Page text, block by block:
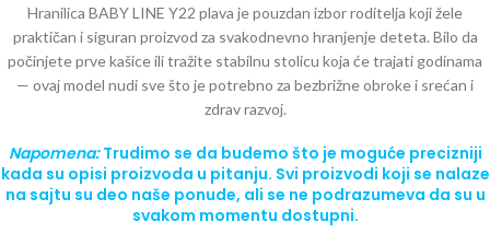
Hranilica BABY LINE Y22 plava je pouzdan izbor roditelja koji žele
praktičan i siguran proizvod za svakodnevno hranjenje deteta. Bilo da
počinjete prve kašice ili tražite stabilnu stolicu koja će trajati godinama
— ovaj model nudi sve što je potrebno za bezbrižne obroke i srećan i
zdrav razvoj.
Napomena:Trudimo se da budemo što je moguće precizniji
kada su opisi proizvoda u pitanju. Svi proizvodi koji se nalaze
na sajtu su deo naše ponude, ali se ne podrazumeva da su u
svakom momentu dostupni.